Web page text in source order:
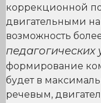
коррекционной
двигательными
возможность
педагогических
формирование
будет в
речевым,